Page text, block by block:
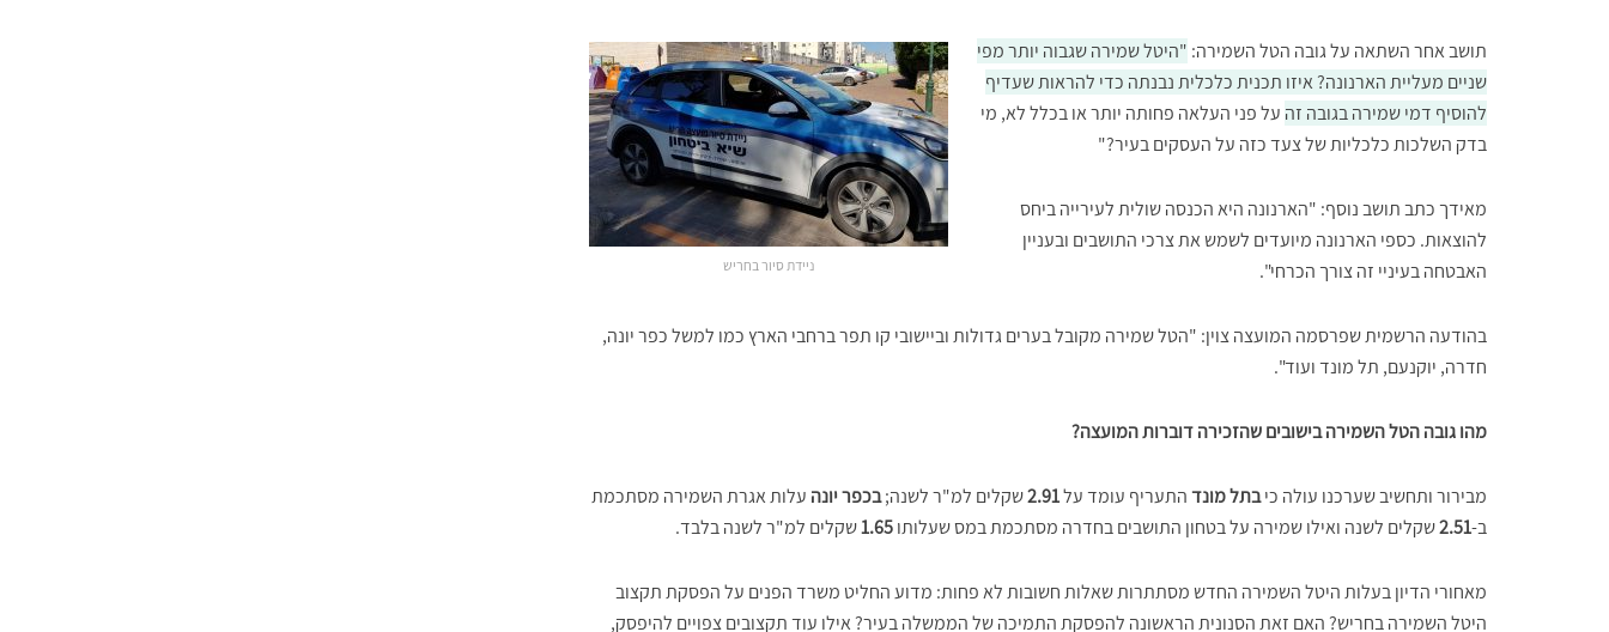
ניידת סיור בחריש
תושב אחר השתאה על גובה הטל השמירה: "היטל שמירה שגבוה יותר מפי
שניים מעליית הארנונה? איזו תכנית כלכלית נבנתה כדי להראות שעדיף
להוסיף דמי שמירה בגובה זה על פני העלאה פחותה יותר או בכלל לא, מי
בדק השלכות כלכליות של צעד כזה על העסקים בעיר?"
מאידך כתב תושב נוסף: "הארנונה היא הכנסה שולית לעירייה ביחס
להוצאות. כספי הארנונה מיועדים לשמש את צרכי התושבים ובעניין
האבטחה בעיניי זה צורך הכרחי".
בהודעה הרשמית שפרסמה המועצה צוין: "הטל שמירה מקובל בערים גדולות וביישובי קו תפר ברחבי הארץ כמו למשל כפר יונה,
חדרה, יוקנעם, תל מונד ועוד".
מהו גובה הטל השמירה בישובים שהזכירה דוברות המועצה?
מבירור ותחשיב שערכנו עולה כיבתל מונדהתעריף עומד על שקלים למ"ר לשנה;בכפר יונה עלות אגרת השמירה מסתכמת
ב-2.51שקלים לשנה ואילו שמירה על בטחון התושבים בחדרה מסתכמת במס שעלותו1.65שקלים למ"ר לשנה בלבד.
מאחורי הדיון בעלות היטל השמירה החדש מסתתרות שאלות חשובות לא פחות: מדוע החליט משרד הפנים על הפסקת תקצוב
היטל השמירה בחריש? האם זאת הסנונית הראשונה להפסקת התמיכה של הממשלה בעיר? אילו עוד תקצובים צפויים להיפסק,